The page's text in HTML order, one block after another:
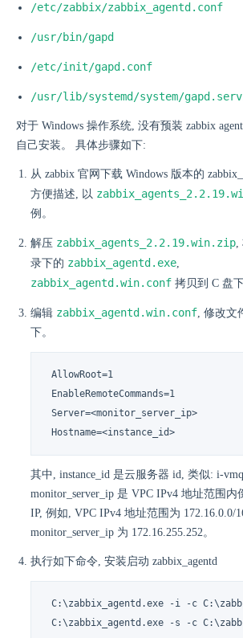
/etc/zabbix/zabbix_agentd.conf
/usr/bin/gapd
/etc/init/gapd.conf
/usr/lib/systemd/system/
对于 Windows 操作系统, 没有预装 zabbix
自己安装。 具体步骤如下:
从 zabbix 官网下载 Windows 版本的
方便描述, 以
例。
解压 zabbix_agents_2.2.19.win.zip,
录下的 zabbix_agentd.exe,
zabbix_agentd.win.conf 拷贝到 C 盘下
编辑 zabbix_agentd.win.conf, 修改文
下。
AllowRoot=1
EnableRemoteCommands=1
Server=<monitor_server_ip>
Hostname=<instance_id>
其中, instance_id 是云服务器 id, 类似: i-
monitor_server_ip 是 VPC IPv4 地址范围内
IP, 例如, VPC IPv4 地址范围为 172.16.0.0/
monitor_server_ip 为 172.16.255.252。
执行如下命令, 安装启动 zabbix_agentd
C:\zabbix_agentd.exe -i -c
C:\zabbix_agentd.exe -s -c